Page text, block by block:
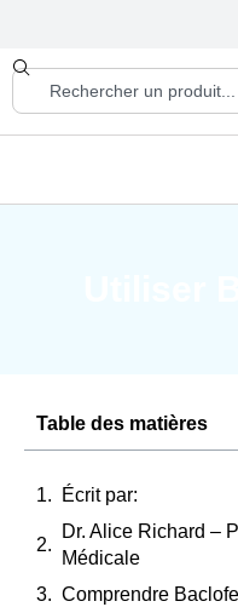
Table des matières
Écrit par:
Dr. Alice Richard –
Médicale
Comprendre